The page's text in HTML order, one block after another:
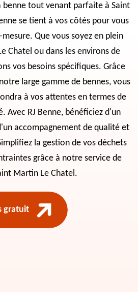
benne tout venant parfaite à Saint
se tient à vos côtés pour vous
Que vous soyez en plein
Chatel ou dans les environs de
vos besoins spécifiques. Grâce
large gamme de bennes, vous
à vos attentes en termes de
Avec RJ Benne, bénéficiez d'un
accompagnement de qualité et
la gestion de vos déchets
grâce à notre service de
Martin Le Chatel.
gratuit